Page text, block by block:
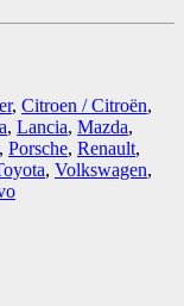
, Citroen / Citroën,
, Lancia, Mazda,
, Porsche, Renault,
, Volkswagen,